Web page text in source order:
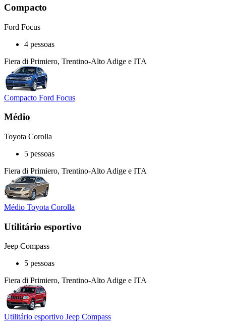
Compacto
Ford Focus
4 pessoas
Fiera di Primiero, Trentino-Alto Adige e ITA
Compacto Ford Focus
Médio
Toyota Corolla
5 pessoas
Fiera di Primiero, Trentino-Alto Adige e ITA
Médio Toyota Corolla
Utilitário esportivo
Jeep Compass
5 pessoas
Fiera di Primiero, Trentino-Alto Adige e ITA
Utilitário esportivo Jeep Compass